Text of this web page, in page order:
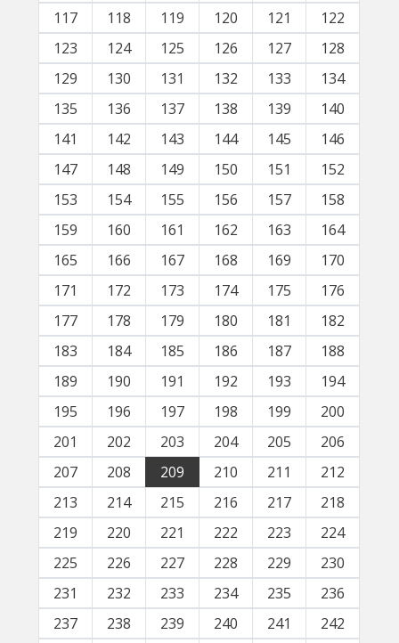
117
118 119 120 121
122
123
124 125 126 127
128
129
130 131 132 133
134
135
136 137 138 139
140
141
142 143 144 145
146
147
148 149 150 151
152
153
154 155 156 157
158
159
160 161 162 163
164
165
166 167 168 169
170
171
172 173 174 175
176
177
178 179 180 181
182
183
184 185 186 187
188
189
190 191 192 193
194
195
196 197 198 199
200
201
202 203 204 205
206
207
208 209 210 211
212
213
214 215 216 217
218
219
220 221 222 223
224
225
226 227 228 229
230
231
232 233 234 235
236
237
238 239 240 241
242